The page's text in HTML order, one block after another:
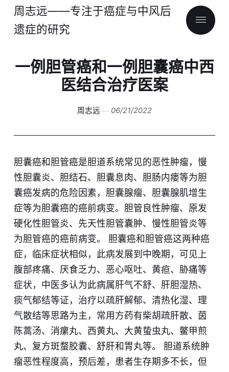
周志远——专注于癌症与中风后
遗症的研究
一例胆管癌和一例胆囊癌中西
医结合治疗医案
周志远 06/21/2022
胆囊癌和胆管癌是胆道系统常见的恶性肿瘤，慢
性胆囊炎、胆结石、胆囊息肉、胆肠内瘘等为胆
囊癌发病的危险因素，胆囊腺瘤、胆囊腺肌增生
症等为胆囊癌的癌前病变。胆管良性肿瘤、原发
硬化性胆管炎、先天性胆管囊肿、慢性胆管炎等
为胆管癌的癌前病变。 胆囊癌和胆管癌这两种癌
症，临床症状相似，此病发展到中晚期，可见上
腹部疼痛、厌食乏力、恶心呕吐、黄疸、胁痛等
症状，中医多认为此病属肝气不舒、肝胆湿热、
痰气郁结等证，治疗以疏肝解郁、清热化湿、理
气散结等思路为主，常用方药有柴胡疏肝散、茵
陈蒿汤、消瘰丸、西黄丸、大黄蛰虫丸、鳖甲煎
丸、复方斑蝥胶囊、舒肝和胃丸等。 胆道系统肿
瘤恶性程度高，预后差，患者生存期多不长，但